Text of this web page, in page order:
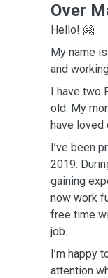
Over
Hello! 🤗
My name
and
I have two
old. My
have loved
I’ve been
2019.
gaining
now work
free time
job.
I’m happy
attention